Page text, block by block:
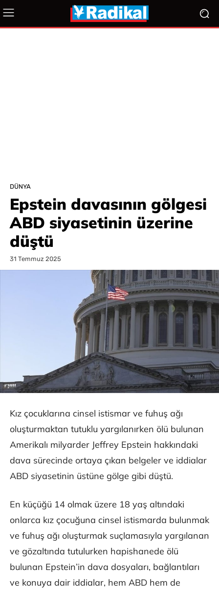
DÜNYA
Epstein davasının gölgesi
ABD siyasetinin üzerine
düştü
31 Temmuz 2025
Kız çocuklarına cinsel istismar ve fuhuş ağı
oluşturmaktan tutuklu yargılanırken ölü bulunan
Amerikalı milyarder Jeffrey Epstein hakkındaki
dava sürecinde ortaya çıkan belgeler ve iddialar
ABD siyasetinin üstüne gölge gibi düştü.
En küçüğü 14 olmak üzere 18 yaş altındaki
onlarca kız çocuğuna cinsel istismarda bulunmak
ve fuhuş ağı oluşturmak suçlamasıyla yargılanan
ve gözaltında tutulurken hapishanede ölü
bulunan Epstein’in dava dosyaları, bağlantıları
ve konuya dair iddialar, hem ABD hem de